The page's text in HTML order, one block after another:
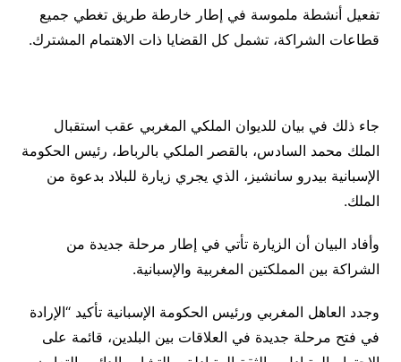
تفعيل أنشطة ملموسة في إطار خارطة طريق تغطي جميع
قطاعات الشراكة، تشمل كل القضايا ذات الاهتمام المشترك.
جاء ذلك في بيان للديوان الملكي المغربي عقب استقبال
الملك محمد السادس، بالقصر الملكي بالرباط، رئيس الحكومة
الإسبانية بيدرو سانشيز، الذي يجري زيارة للبلاد بدعوة من
الملك.
وأفاد البيان أن الزيارة تأتي في إطار مرحلة جديدة من
الشراكة بين المملكتين المغربية والإسبانية.
وجدد العاهل المغربي ورئيس الحكومة الإسبانية تأكيد “الإرادة
في فتح مرحلة جديدة في العلاقات بين البلدين، قائمة على